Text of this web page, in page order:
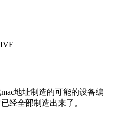
地址制造的可能的设备编
经全部制造出来了。